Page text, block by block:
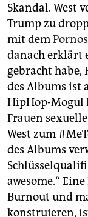
Skandal. West
Trump zu
mit dem
danach erklärt
gebracht habe,
des Albums ist
HipHop-Mogul
Frauen
West zum
des Albums
awesome.“
Burnout und
konstruieren,